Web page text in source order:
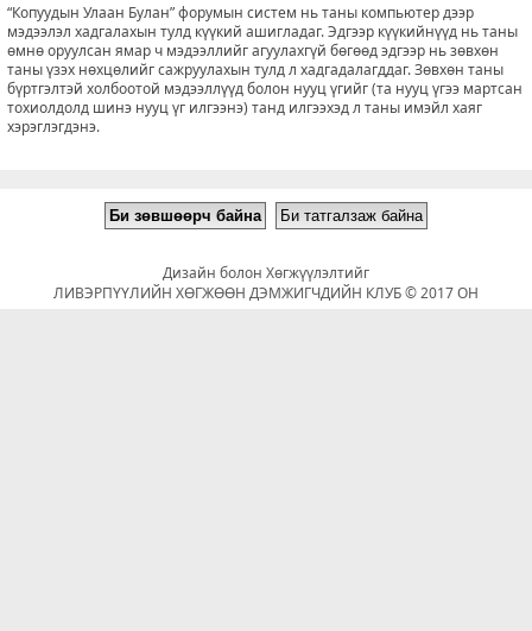
“Копуудын Улаан Булан” форумын систем нь таны компьютер дээр
мэдээлэл хадгалахын тулд күүкий ашигладаг. Эдгээр күүкийнүүд нь таны
өмнө оруулсан ямар ч мэдээллийг агуулахгүй бөгөөд эдгээр нь зөвхөн
таны үзэх нөхцөлийг сажруулахын тулд л хадгадалагддаг. Зөвхөн таны
бүртгэлтэй холбоотой мэдээллүүд болон нууц үгийг (та нууц үгээ мартсан
тохиолдолд шинэ нууц үг илгээнэ) танд илгээхэд л таны имэйл хаяг
хэрэглэгдэнэ.
Дизайн болон Хөгжүүлэлтийг
ЛИВЭРПҮҮЛИЙН ХӨГЖӨӨН ДЭМЖИГЧДИЙН КЛУБ © 2017 ОН